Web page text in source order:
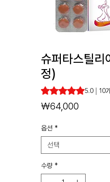
슈퍼타스틸
정)
10개의 후기 기준 5
5.0 | 10
₩64,000
옵션 *
수량 *